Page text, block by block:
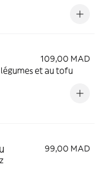
109,00 MAD
et au tofu
99,00 MAD